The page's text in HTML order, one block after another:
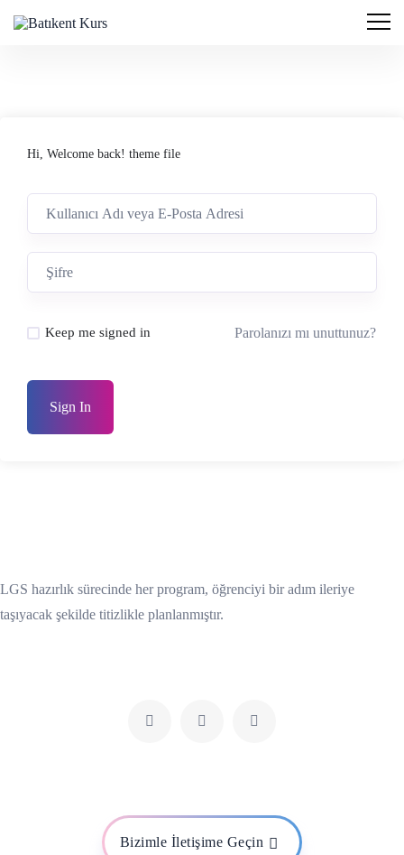
Hi, Welcome back! theme file
Keep me signed in Parolanızı mı unuttunuz?
Sign In
LGS hazırlık sürecinde her program, öğrenciyi bir adım ileriye
taşıyacak şekilde titizlikle planlanmıştır.
Bizimle İletişime Geçin